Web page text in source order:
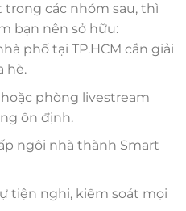
các nhóm sau, thì
bạn nên sở hữu:
phố tại TP.HCM cần giải
hè.
phòng livestream
ổn định.
ngôi nhà thành Smart
tiện nghi, kiểm soát mọi